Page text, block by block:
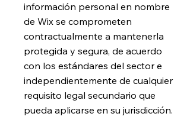
información personal en nombre
de Wix se comprometen
contractualmente a mantenerla
protegida y segura, de acuerdo
con los estándares del sector e
independientemente de cualquier
requisito legal secundario que
pueda aplicarse en su jurisdicción.